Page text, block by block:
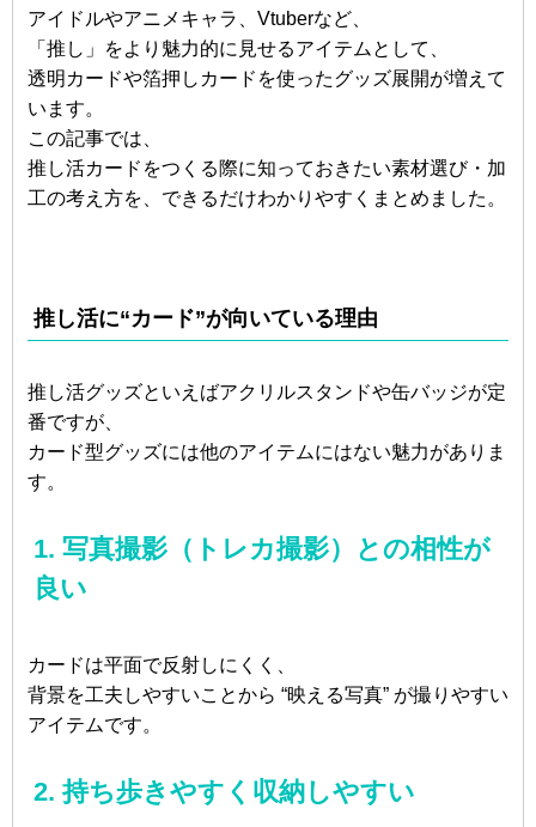
アイドルやアニメキャラ、Vtuberなど、
「推し」をより魅力的に見せるアイテムとして、
透明カードや箔押しカードを使ったグッズ展開が増えて
います。
この記事では、
推し活カードをつくる際に知っておきたい素材選び・加
工の考え方を、できるだけわかりやすくまとめました。
推し活に“カード”が向いている理由
推し活グッズといえばアクリルスタンドや缶バッジが定
番ですが、
カード型グッズには他のアイテムにはない魅力がありま
す。
1. 写真撮影（トレカ撮影）との相性が
良い
カードは平面で反射しにくく、
背景を工夫しやすいことから “映える写真” が撮りやすい
アイテムです。
2. 持ち歩きやすく収納しやすい